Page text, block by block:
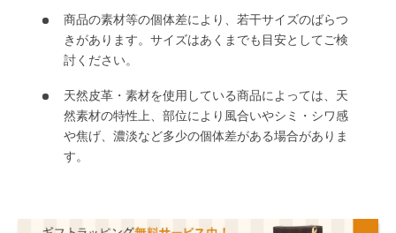
商品の素材等の個体差により、若干サイズのばらつ
きがあります。サイズはあくまでも目安としてご検
討ください。
天然皮革・素材を使用している商品によっては、天
然素材の特性上、部位により風合いやシミ・シワ感
や焦げ、濃淡など多少の個体差がある場合がありま
す。